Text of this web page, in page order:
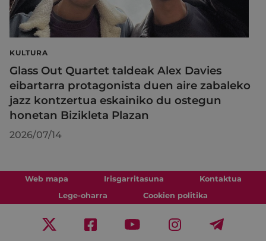
KULTURA
Glass Out Quartet taldeak Alex Davies
eibartarra protagonista duen aire zabaleko
jazz kontzertua eskainiko du ostegun
honetan Bizikleta Plazan
2026/07/14
Web mapa Irisgarritasuna
Kontaktua
Lege-oharra
Cookien politika